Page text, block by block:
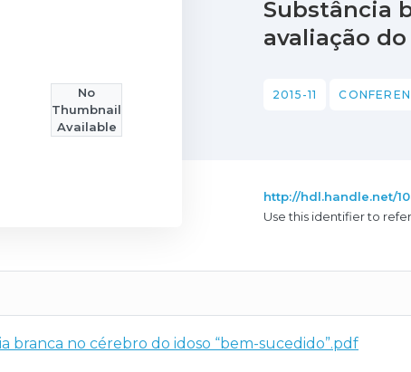
No
Thumbnail
Available
Substância
avaliação
2015-11
http://hdl.handle.net/
Use this identifier to
branca no cérebro do idoso “bem-sucedido”.pdf